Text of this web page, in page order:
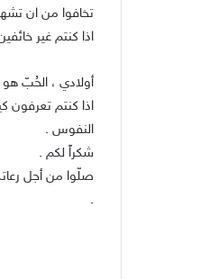
تخافوا من ان
اذا كنتم غير
أولادي ، الحُبّ هو
اذا كنتم تعرفون
النفوس .
شكراً لكم .
صلّوا من أجل
.